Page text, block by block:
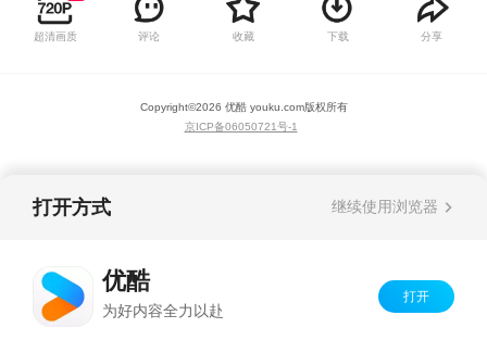
超清画质 评论 收藏 下载 分享
Copyright©2026 优酷 youku.com版权所有
京ICP备06050721号-1
打开方式 继续使用浏览器
优酷
为好内容全力以赴
打开